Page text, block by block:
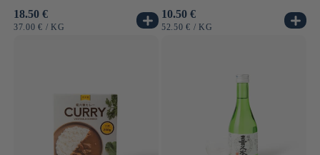
Normaler
Preis
18.50 €
GRUNDPREIS
37.00 € / PRO
KG
Normaler
Preis
10.50 €
GRUNDPREIS
52.50 € / PRO
KG